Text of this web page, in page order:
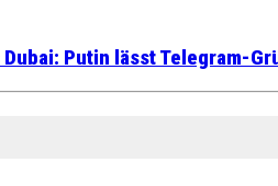
Putin lässt Telegram-